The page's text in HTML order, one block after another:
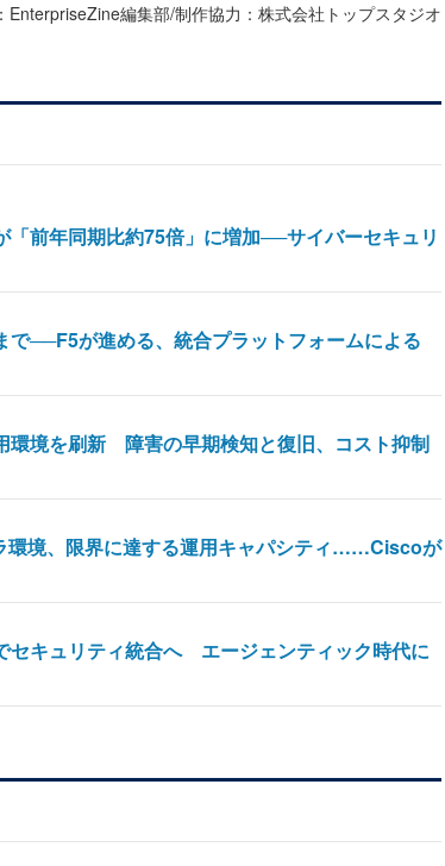
EnterpriseZine編集部/制作協力：株式会社トップスタジオ
前年同期比約75倍」に増加──サイバーセキュリ
で──F5が進める、統合プラットフォームによる
環境を刷新 障害の早期検知と復旧、コスト抑制
環境、限界に達する運用キャパシティ……Ciscoが
キュリティ統合へ エージェンティック時代に